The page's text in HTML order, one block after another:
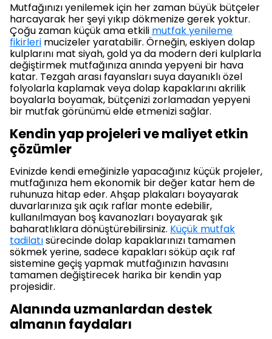
Mutfağınızı yenilemek için her zaman büyük bütçeler
harcayarak her şeyi yıkıp dökmenize gerek yoktur.
Çoğu zaman küçük ama etkili mutfak yenileme
fikirleri mucizeler yaratabilir. Örneğin, eskiyen dolap
kulplarını mat siyah, gold ya da modern deri kulplarla
değiştirmek mutfağınıza anında yepyeni bir hava
katar. Tezgah arası fayansları suya dayanıklı özel
folyolarla kaplamak veya dolap kapaklarını akrilik
boyalarla boyamak, bütçenizi zorlamadan yepyeni
bir mutfak görünümü elde etmenizi sağlar.
Kendin yap projeleri ve maliyet etkin
çözümler
Evinizde kendi emeğinizle yapacağınız küçük projeler,
mutfağınıza hem ekonomik bir değer katar hem de
ruhunuza hitap eder. Ahşap plakaları boyayarak
duvarlarınıza şık açık raflar monte edebilir,
kullanılmayan boş kavanozları boyayarak şık
baharatlıklara dönüştürebilirsiniz. Küçük mutfak
tadilatısürecinde dolap kapaklarınızı tamamen
sökmek yerine, sadece kapakları söküp açık raf
sistemine geçiş yapmak mutfağınızın havasını
tamamen değiştirecek harika bir kendin yap
projesidir.
Alanında uzmanlardan destek
almanın faydaları